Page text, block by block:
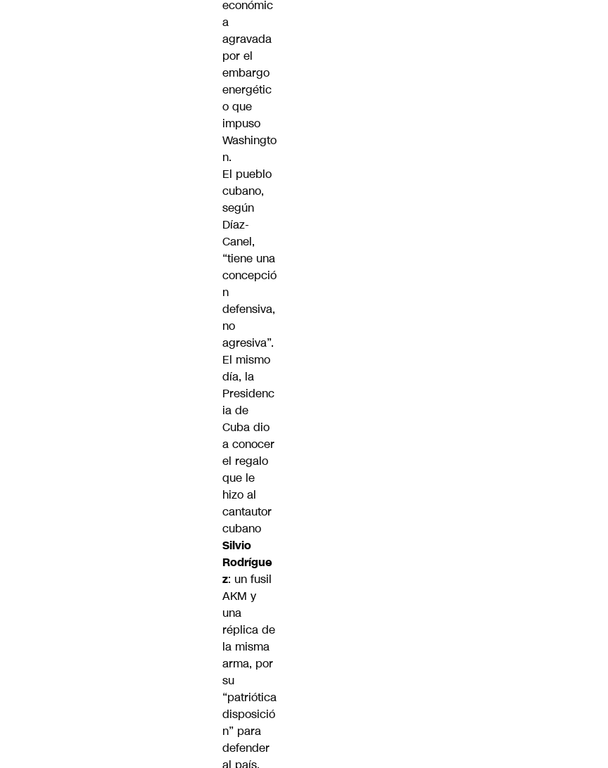
económic
a
agravada
por el
embargo
energétic
o que
impuso
Washingto
n.
El pueblo
cubano,
según
Díaz-
Canel,
“tiene una
concepció
n
defensiva,
no
agresiva”.
El mismo
día, la
Presidenc
ia de
Cuba dio
a conocer
el regalo
que le
hizo al
cantautor
cubano
Silvio
Rodrígue
z: un fusil
AKM y
una
réplica de
la misma
arma, por
su
“patriótica
disposició
n” para
defender
al país.